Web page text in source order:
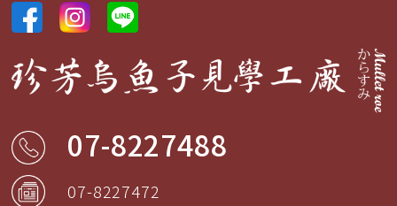
07-8227488
07-8227472